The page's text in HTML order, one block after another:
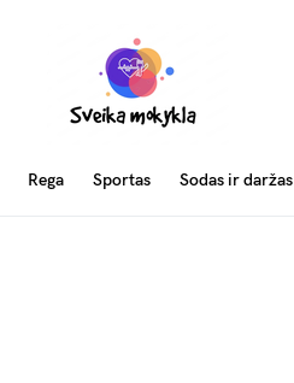
Rega Sportas Sodas ir daržas